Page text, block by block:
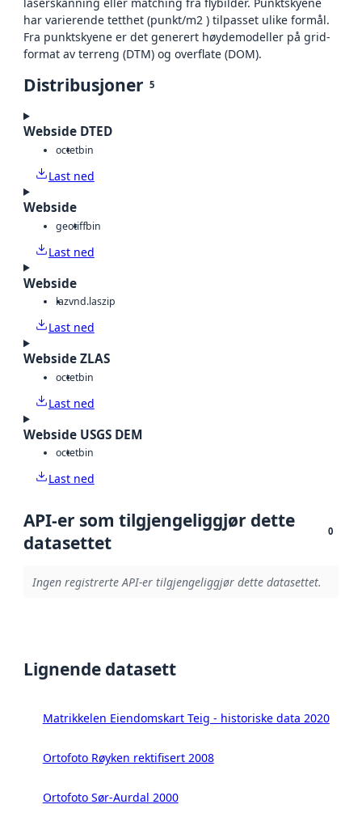
laserskanning eller matching fra flybilder. Punktskyene
har varierende tetthet (punkt/m2 ) tilpasset ulike formål.
Fra punktskyene er det generert høydemodeller på grid-
format av terreng (DTM) og overflate (DOM).
Distribusjoner 5
Webside DTED
octetbin
Last ned
Webside
geotiffbin
Last ned
Webside
lazvnd.laszip
Last ned
Webside ZLAS
octetbin
Last ned
Webside USGS DEM
octetbin
Last ned
API-er som tilgjengeliggjør dette
datasettet
0
Ingen registrerte API-er tilgjengeliggjør dette datasettet.
Lignende datasett
Matrikkelen Eiendomskart Teig - historiske data 2020
Ortofoto Røyken rektifisert 2008
Ortofoto Sør-Aurdal 2000